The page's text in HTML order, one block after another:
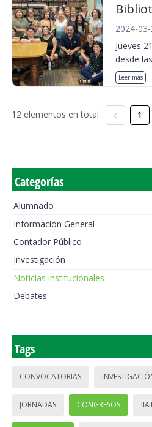
2024-
Jueves
desde
Leer más
12 elementos en total: 1
Categorías
Alumnado
Información General
Contador Público
Investigación
Noticias institucionales
Debates
Tags
CONVOCATORIAS
JORNADAS CONGRESOS